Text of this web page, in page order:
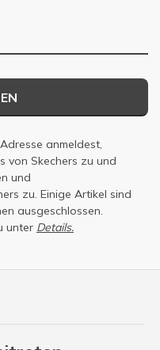
anmeldest,
von Skechers zu und
und
zu. Einige Artikel sind
ausgeschlossen.
unter Details.